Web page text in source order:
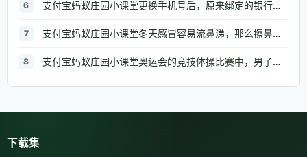
6 支付宝蚂蚁庄园小课堂更换手机号后，原来绑定的银行信息需要修改吗
7 支付宝蚂蚁庄园小课堂冬天感冒容易流鼻涕，那么擦鼻涕的正确做法是
8 支付宝蚂蚁庄园小课堂奥运会的竞技体操比赛中，男子组和女子组都有的项目是
下载集